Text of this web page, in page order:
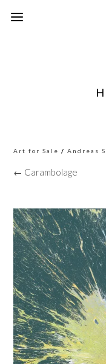
Art for Sale /Andreas
← Carambolage